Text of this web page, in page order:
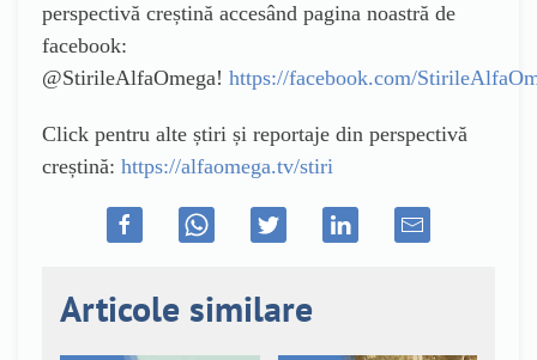
perspectivă creștină accesând pagina noastră de
facebook:
@StirileAlfaOmega! https://facebook.com/
Click pentru alte știri și reportaje din perspectivă
creștină: https://alfaomega.tv/stiri
Articole similare